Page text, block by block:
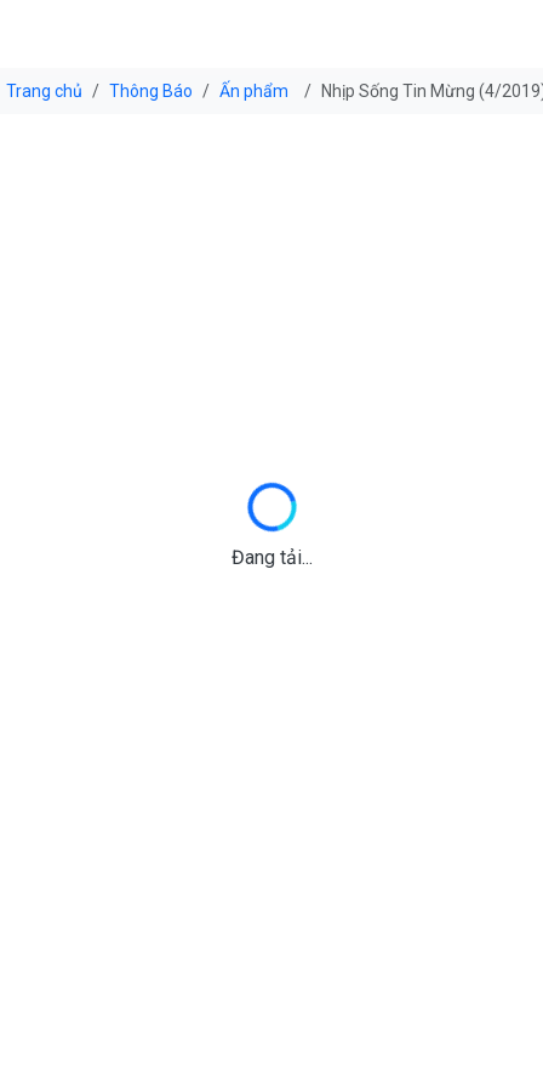
Trang chủ Thông Báo Ấn phẩm Nhịp Sống Tin Mừng (4/
Đang tải...